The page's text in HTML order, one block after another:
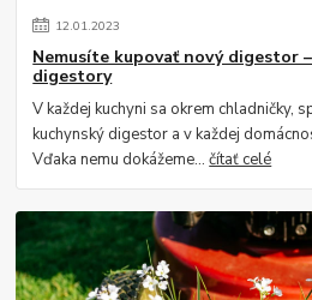
12.01.2023
Nemusíte kupovať nový digestor
digestory
V každej kuchyni sa okrem chladničky,
kuchynský digestor a v každej
Vďaka nemu dokážeme...čítať celé